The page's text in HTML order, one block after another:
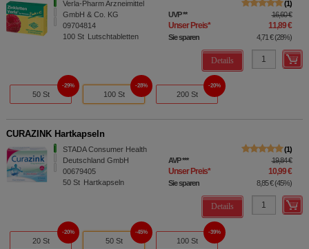
Verla-Pharm Arzneimittel
GmbH & Co. KG
09704814
100 St Lutschtabletten
1
UVP** 16,60 €
Unser Preis* 11,89 €
Sie sparen 4,71 €(28%)
Details
50 St
29%
100 St
28%
200 St
20%
CURAZINK Hartkapseln
STADA Consumer Health
Deutschland GmbH
00679405
50 St Hartkapseln
1
AVP*** 19,84 €
Unser Preis* 10,99 €
Sie sparen 8,85 €(45%)
Details
20 St
20%
50 St
45%
100 St
39%